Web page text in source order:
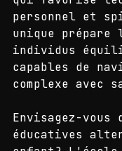
expérience
qui favorise
personnel et
unique prépare
individus
capables de
complexe avec
Envisagez-vous